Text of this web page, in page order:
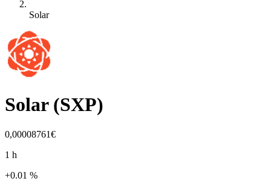
Solar
Solar(SXP)
0,00008761€
1 h
+0.01 %